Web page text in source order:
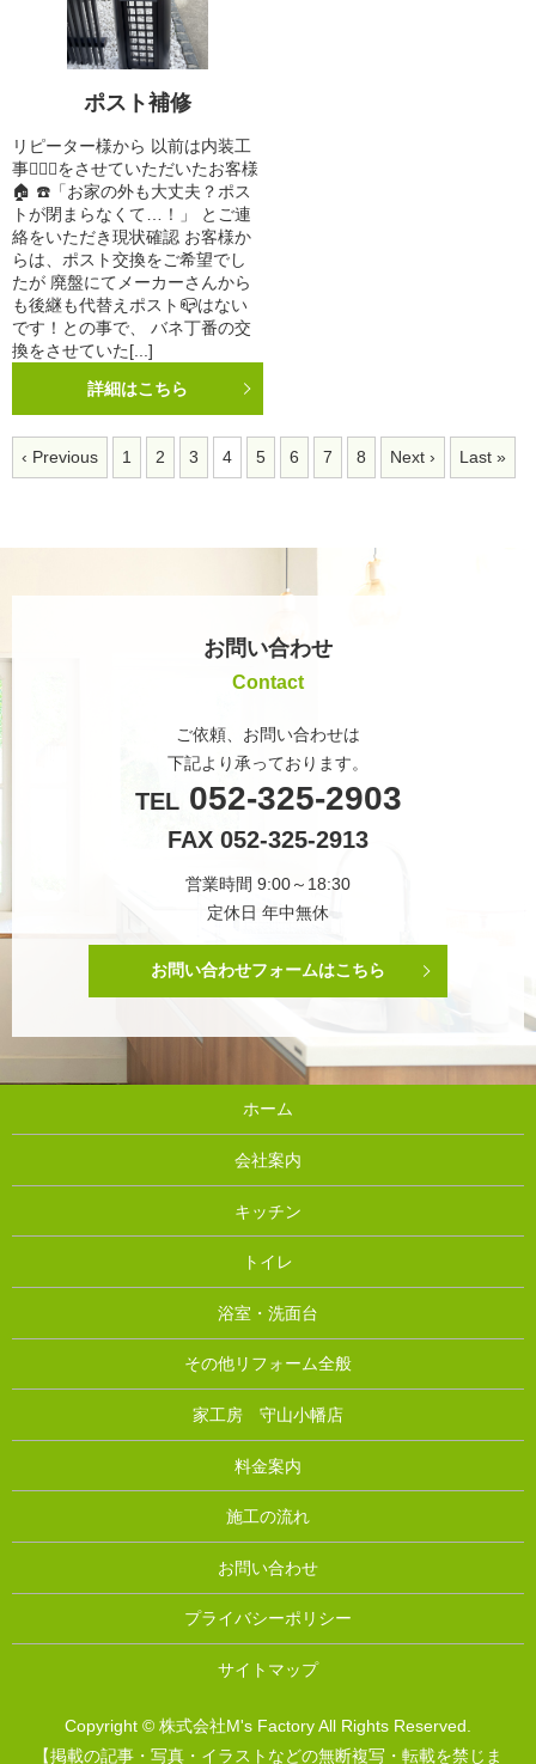
ポスト補修
リピーター様から 以前は内装工
事👷🏻‍♀️をさせていただいたお客様
🏠 ☎️「お家の外も大丈夫？ポス
トが閉まらなくて…！」 とご連
絡をいただき現状確認 お客様か
らは、ポスト交換をご希望でし
たが 廃盤にてメーカーさんから
も後継も代替えポスト📪はない
です！との事で、 バネ丁番の交
換をさせていた[...]
詳細はこちら
‹ Previous 1 2 3 4 5 6 7 8 Next › Last »
お問い合わせ
Contact
ご依頼、お問い合わせは
下記より承っております。
TEL052-325-2903
FAX 052-325-2913
営業時間 9:00～18:30
定休日 年中無休
お問い合わせフォームはこちら
ホーム
会社案内
キッチン
トイレ
浴室・洗面台
その他リフォーム全般
家工房 守山小幡店
料金案内
施工の流れ
お問い合わせ
プライバシーポリシー
サイトマップ
Copyright © 株式会社M's Factory All Rights Reserved.
【掲載の記事・写真・イラストなどの無断複写・転載を禁じま